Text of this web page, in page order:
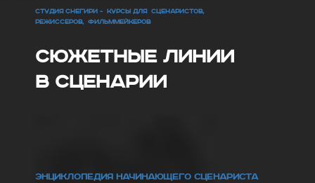
СТУДИЯ СНЕГИРИ - КУРСЫ ДЛЯ СЦЕНАРИСТОВ,
РЕЖИССЕРОВ, ФИЛЬММЕЙКЕРОВ
Сюжетные линии
в сценарии
ЭНЦИКЛОПЕДИЯ НАЧИНАЮЩЕГО СЦЕНАРИСТА